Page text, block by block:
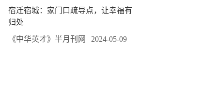
宿迁宿城：家门口疏导点，让幸福有
归处
《中华英才》半月刊网 2024-05-09